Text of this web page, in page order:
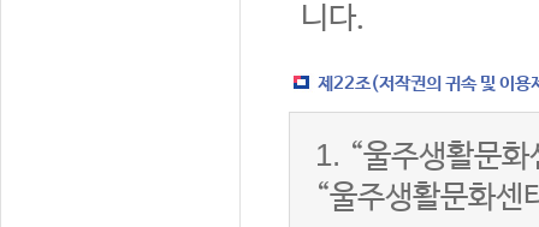
니다.
제22조(저작권의 귀속 및 이용
1. “울주생활문
“울주생활문화센